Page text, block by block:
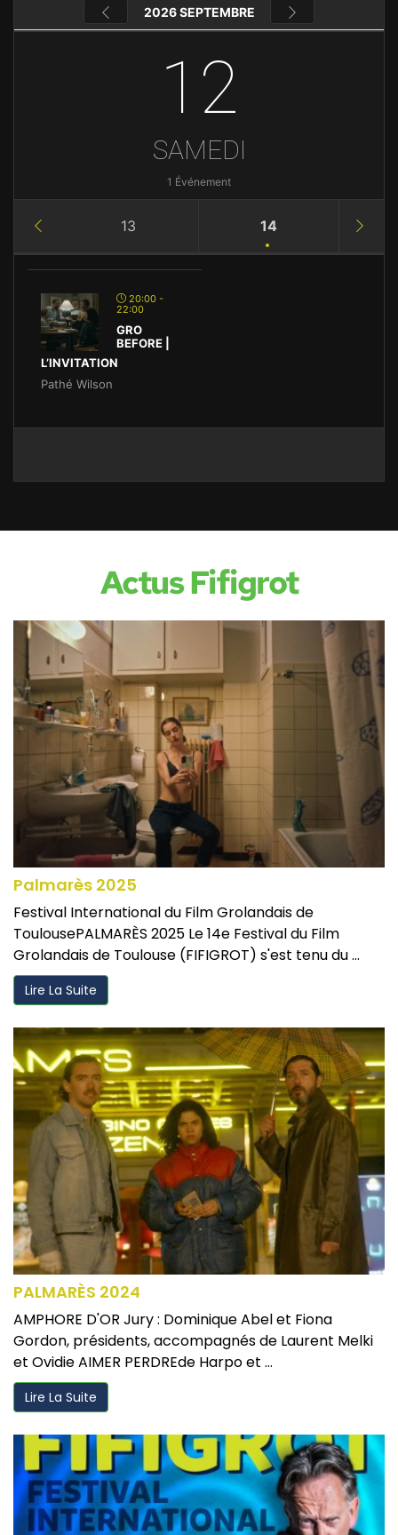
2026 SEPTEMBRE
12
SAMEDI
1 Événement
13 14
20:00 -
22:00
GRO
BEFORE |
L’INVITATION
Pathé Wilson
Actus Fifigrot
Palmarès 2025
Festival International du Film Grolandais de
ToulousePALMARÈS 2025 Le 14e Festival du Film
Grolandais de Toulouse (FIFIGROT) s'est tenu du ...
Lire La Suite
PALMARÈS 2024
AMPHORE D'OR Jury : Dominique Abel et Fiona
Gordon, présidents, accompagnés de Laurent Melki
et Ovidie AIMER PERDREde Harpo et ...
Lire La Suite